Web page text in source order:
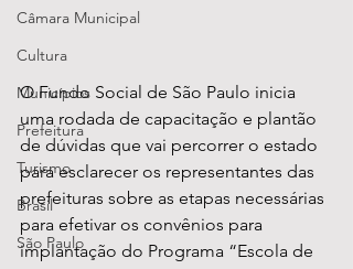
Câmara Municipal
Cultura
Municípios
Prefeitura
Turismo
Brasil
São Paulo
O Fundo Social de São Paulo inicia
uma rodada de capacitação e plantão
de dúvidas que vai percorrer o estado
para esclarecer os representantes das
prefeituras sobre as etapas necessárias
para efetivar os convênios para
implantação do Programa “Escola de